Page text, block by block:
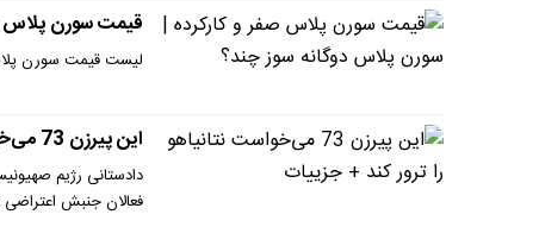
قیمت سورن پلاس
لیست قیمت سورن
این پیرزن 73 می‌خواست نتانیاهو را ترور کند + جزییات
فعالان جنبش